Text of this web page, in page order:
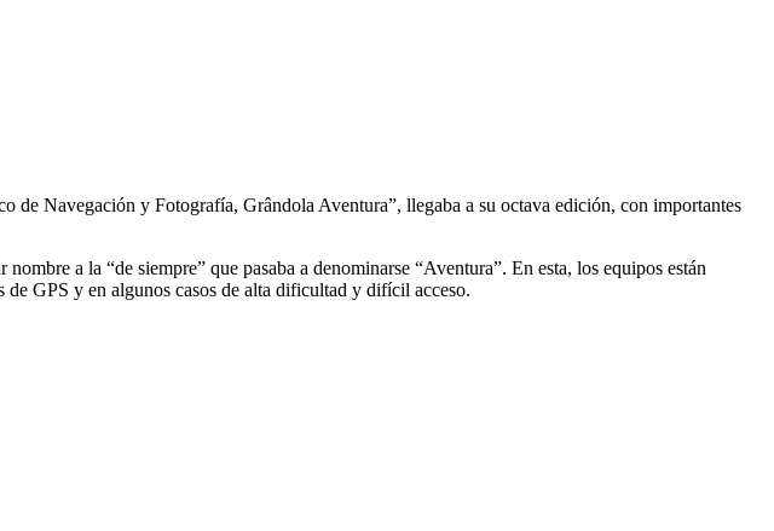
Navegación y Fotografía, Grândola Aventura”, llegaba a su octava edición, con importantes
a la “de siempre” que pasaba a denominarse “Aventura”. En esta, los equipos están
GPS y en algunos casos de alta dificultad y difícil acceso.